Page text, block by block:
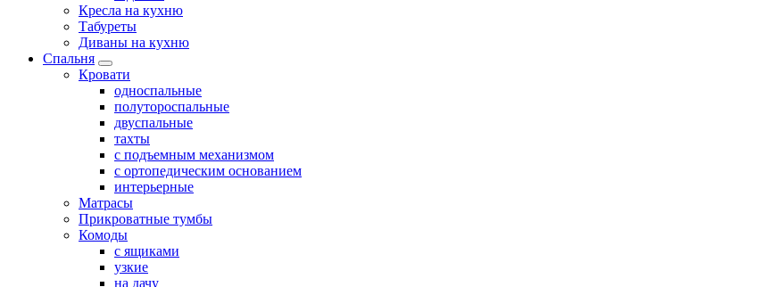
Кресла на кухню
Табуреты
Диваны на кухню
Спальня
Кровати
односпальные
полутороспальные
двуспальные
тахты
с подъемным механизмом
с ортопедическим основанием
интерьерные
Матрасы
Прикроватные тумбы
Комоды
с ящиками
узкие
на дачу